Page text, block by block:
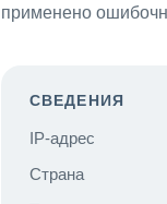
применено
СВЕДЕНИЯ
IP-адрес
Страна